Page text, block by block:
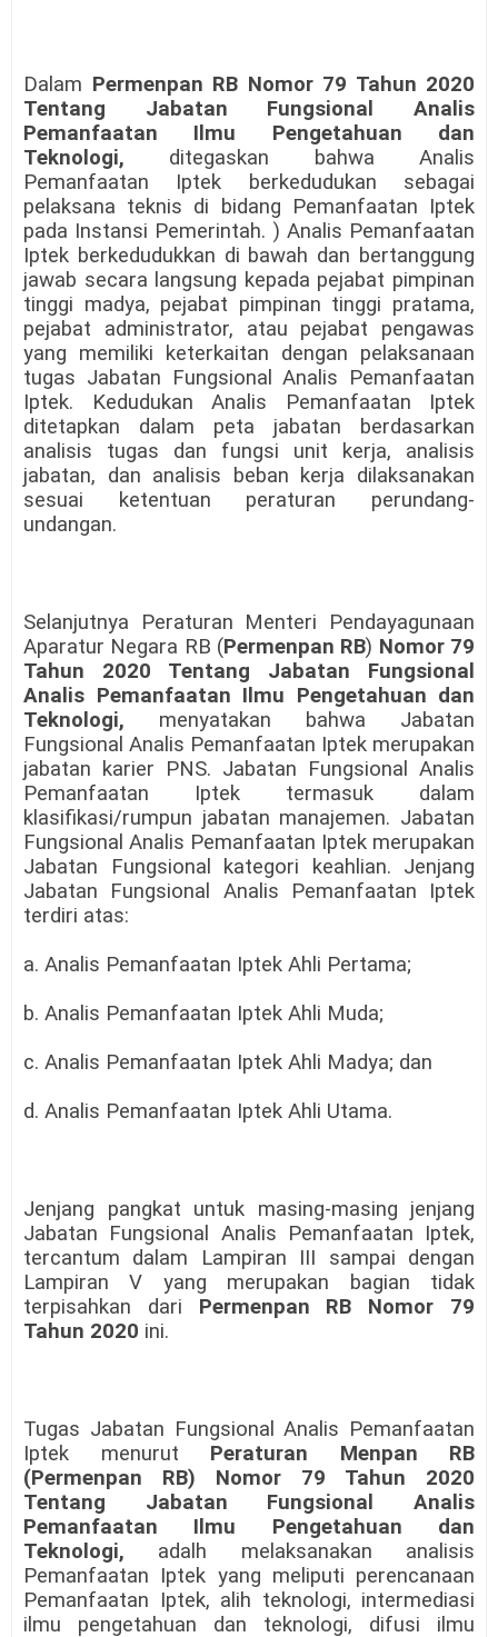
Dalam Permenpan RB Nomor 79 Tahun 2020
Tentang Jabatan Fungsional Analis
Pemanfaatan Ilmu Pengetahuan dan
Teknologi, ditegaskan bahwa Analis
Pemanfaatan Iptek berkedudukan sebagai
pelaksana teknis di bidang Pemanfaatan Iptek
pada Instansi Pemerintah. ) Analis Pemanfaatan
Iptek berkedudukkan di bawah dan bertanggung
jawab secara langsung kepada pejabat pimpinan
tinggi madya, pejabat pimpinan tinggi pratama,
pejabat administrator, atau pejabat pengawas
yang memiliki keterkaitan dengan pelaksanaan
tugas Jabatan Fungsional Analis Pemanfaatan
Iptek. Kedudukan Analis Pemanfaatan Iptek
ditetapkan dalam peta jabatan berdasarkan
analisis tugas dan fungsi unit kerja, analisis
jabatan, dan analisis beban kerja dilaksanakan
sesuai ketentuan peraturan perundang-
undangan.
Selanjutnya Peraturan Menteri Pendayagunaan
Aparatur Negara RB (Permenpan RB) Nomor 79
Tahun 2020 Tentang Jabatan Fungsional
Analis Pemanfaatan Ilmu Pengetahuan dan
Teknologi, menyatakan bahwa Jabatan
Fungsional Analis Pemanfaatan Iptek merupakan
jabatan karier PNS. Jabatan Fungsional Analis
Pemanfaatan Iptek termasuk dalam
klasifikasi/rumpun jabatan manajemen. Jabatan
Fungsional Analis Pemanfaatan Iptek merupakan
Jabatan Fungsional kategori keahlian. Jenjang
Jabatan Fungsional Analis Pemanfaatan Iptek
terdiri atas:
a. Analis Pemanfaatan Iptek Ahli Pertama;
b. Analis Pemanfaatan Iptek Ahli Muda;
c. Analis Pemanfaatan Iptek Ahli Madya; dan
d. Analis Pemanfaatan Iptek Ahli Utama.
Jenjang pangkat untuk masing-masing jenjang
Jabatan Fungsional Analis Pemanfaatan Iptek,
tercantum dalam Lampiran III sampai dengan
Lampiran V yang merupakan bagian tidak
terpisahkan dari Permenpan RB Nomor 79
Tahun 2020 ini.
Tugas Jabatan Fungsional Analis Pemanfaatan
Iptek menurut Peraturan Menpan RB
(Permenpan RB) Nomor 79 Tahun 2020
Tentang Jabatan Fungsional Analis
Pemanfaatan Ilmu Pengetahuan dan
Teknologi, adalh melaksanakan analisis
Pemanfaatan Iptek yang meliputi perencanaan
Pemanfaatan Iptek, alih teknologi, intermediasi
ilmu pengetahuan dan teknologi, difusi ilmu